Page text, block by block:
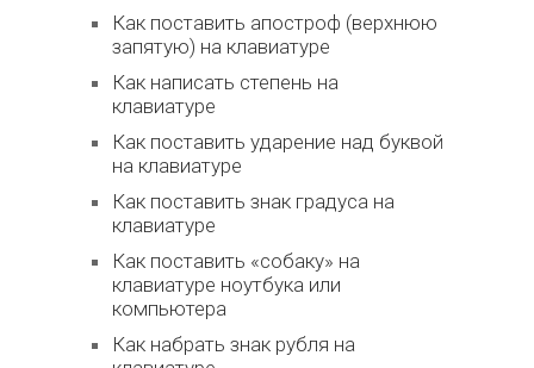
Как поставить апостроф (верхнюю
запятую) на клавиатуре
Как написать степень на
клавиатуре
Как поставить ударение над буквой
на клавиатуре
Как поставить знак градуса на
клавиатуре
Как поставить «собаку» на
клавиатуре ноутбука или
компьютера
Как набрать знак рубля на